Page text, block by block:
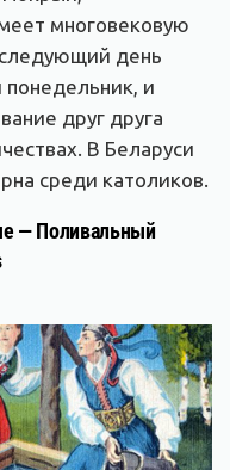
многовековую
день
понедельник, и
друг друга
В Беларуси
среди католиков.
— Поливальный